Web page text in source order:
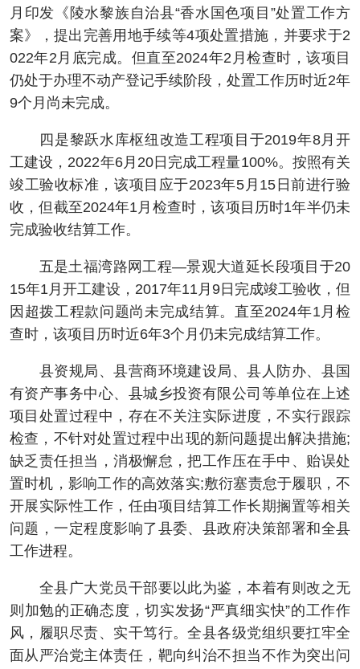
月印发《陵水黎族自治县“香水国色项目”处置工作方
案》，提出完善用地手续等4项处置措施，并要求于2
022年2月底完成。但直至2024年2月检查时，该项目
仍处于办理不动产登记手续阶段，处置工作历时近2年
9个月尚未完成。
四是黎跃水库枢纽改造工程项目于2019年8月开
工建设，2022年6月20日完成工程量100%。按照有关
竣工验收标准，该项目应于2023年5月15日前进行验
收，但截至2024年1月检查时，该项目历时1年半仍未
完成验收结算工作。
五是土福湾路网工程—景观大道延长段项目于20
15年1月开工建设，2017年11月9日完成竣工验收，但
因超拨工程款问题尚未完成结算。直至2024年1月检
查时，该项目历时近6年3个月仍未完成结算工作。
县资规局、县营商环境建设局、县人防办、县国
有资产事务中心、县城乡投资有限公司等单位在上述
项目处置过程中，存在不关注实际进度，不实行跟踪
检查，不针对处置过程中出现的新问题提出解决措施;
缺乏责任担当，消极懈怠，把工作压在手中、贻误处
置时机，影响工作的高效落实;敷衍塞责怠于履职，不
开展实际性工作，任由项目结算工作长期搁置等相关
问题，一定程度影响了县委、县政府决策部署和全县
工作进程。
全县广大党员干部要以此为鉴，本着有则改之无
则加勉的正确态度，切实发扬“严真细实快”的工作作
风，履职尽责、实干笃行。全县各级党组织要扛牢全
面从严治党主体责任，靶向纠治不担当不作为突出问